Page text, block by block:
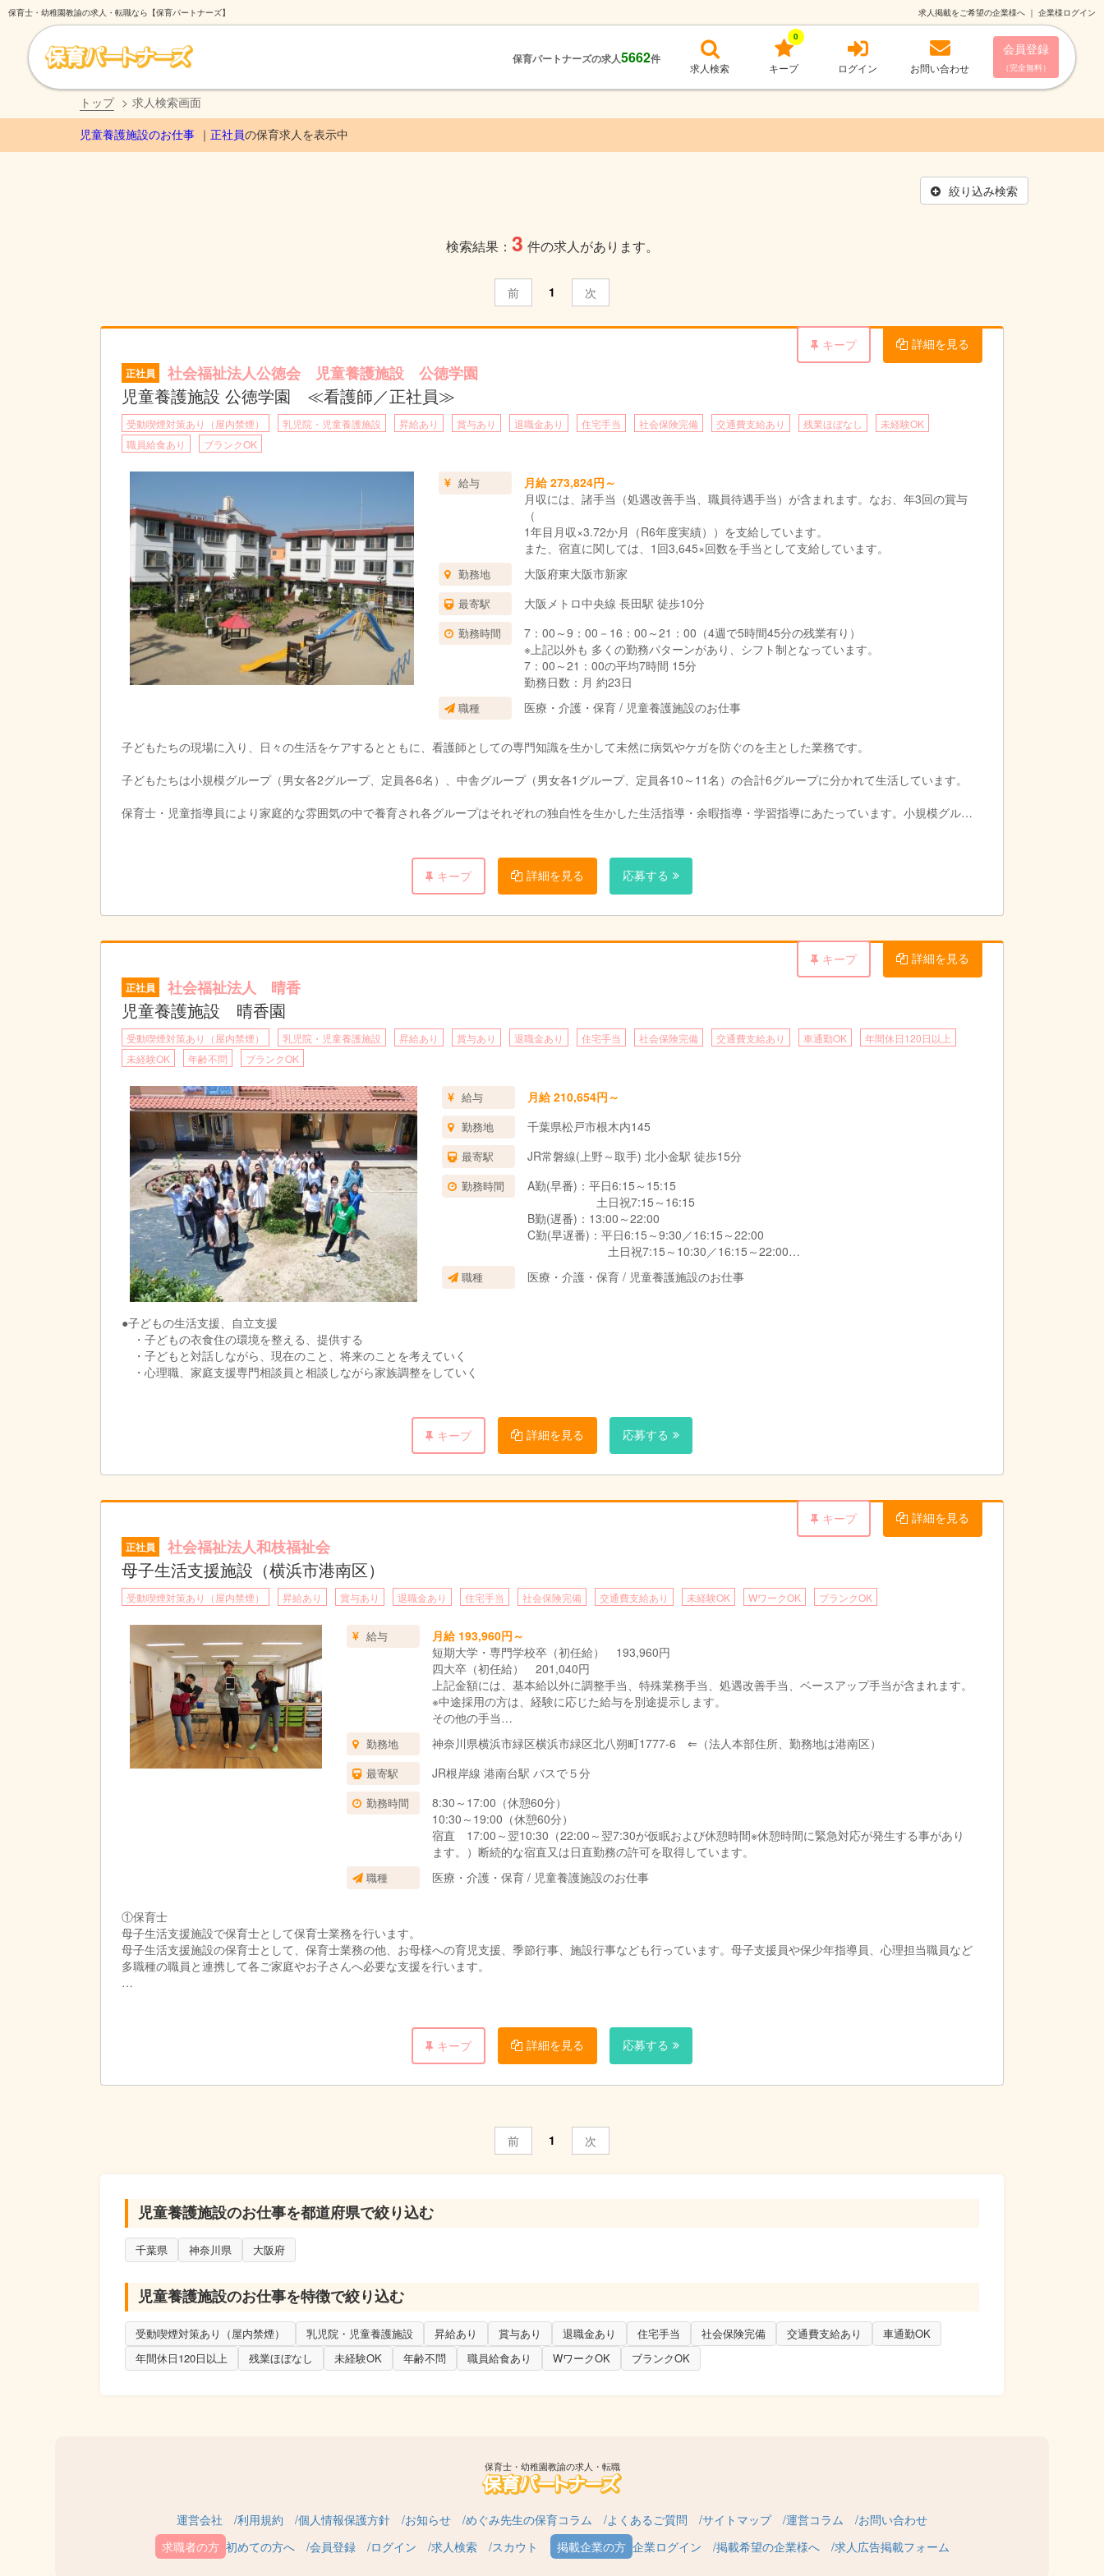
保育士・幼稚園教諭の求人・転職なら【保育パートナーズ】 求人掲載をご希望の企業様へ ｜ 企業様ログイン
保育パートナーズの求人5662件
求人検索 キープ
0
ログイン お問い合わせ
会員登録
（完全無料）
トップ 求人検索画面
児童養護施設のお仕事 正社員の保育求人を表示中
絞り込み検索
検索結果： 3 件の求人があります。
前 1 次
キープ 詳細を見る
正社員 社会福祉法人公徳会 児童養護施設 公徳学園
児童養護施設 公徳学園 ≪看護師／正社員≫
受動喫煙対策あり（屋内禁煙） 乳児院・児童養護施設 昇給あり 賞与あり 退職金あり 住宅手当 社会保険完備 交通費支給あり 残業ほぼなし
未経験OK
職員給食あり
ブランクOK
給与
月給 273,824円～
月収には、諸手当（処遇改善手当、職員待遇手当）が含まれます。なお、年3回の賞与
（
1年目月収×3.72か月（R6年度実績））を支給しています。
また、宿直に関しては、1回3,645×回数を手当として支給しています。
勤務地 大阪府東大阪市新家
最寄駅 大阪メトロ中央線 長田駅 徒歩10分
勤務時間
7：00～9：00－16：00～21：00（4週で5時間45分の残業有り）
※上記以外も 多くの勤務パターンがあり、シフト制となっています。
7：00～21：00の平均7時間 15分
勤務日数：月 約23日
職種 医療・介護・保育 / 児童養護施設のお仕事
子どもたちの現場に入り、日々の生活をケアするとともに、看護師としての専門知識を生かして未然に病気やケガを防ぐのを主とした業務です。
子どもたちは小規模グループ（男女各2グループ、定員各6名）、中舎グループ（男女各1グループ、定員各10～11名）の合計6グループに分かれて生活しています。
保育士・児童指導員により家庭的な雰囲気の中で養育され各グループはそれぞれの独自性を生かした生活指導・余暇指導・学習指導にあたっています。小規模グルー
各グループではグループ活動費・日用品費・被服費・間食費をグループの実情に合わせて子どもたちと話し合って使途しています。
グループには幅広い年齢層の職員を配置し、児童の在園時間に合わせて勤務しているので安定した関係が構築されています。
職業指導・余暇活動・学習指導等 多彩なメニューを展開し、児童の自立支援を図っています。
キープ 詳細を見る 応募する
キープ 詳細を見る
正社員 社会福祉法人 晴香
児童養護施設 晴香園
受動喫煙対策あり（屋内禁煙） 乳児院・児童養護施設 昇給あり 賞与あり 退職金あり 住宅手当 社会保険完備 交通費支給あり 車通勤OK
年間休日120日以上
未経験OK
年齢不問 ブランクOK
給与 月給 210,654円～
勤務地 千葉県松戸市根木内145
最寄駅 JR常磐線(上野～取手) 北小金駅 徒歩15分
勤務時間
A勤(早番)：平日6:15～15:15
土日祝7:15～16:15
B勤(遅番)：13:00～22:00
C勤(早遅番)：平日6:15～9:30／16:15～22:00
土日祝7:15～10:30／16:15～22:00
D勤(日勤)：9:00～18:00
宿直：平日22:00～翌6:15
職種 医療・介護・保育 / 児童養護施設のお仕事
●子どもの生活支援、自立支援
・子どもの衣食住の環境を整える、提供する
・子どもと対話しながら、現在のこと、将来のことを考えていく
・心理職、家庭支援専門相談員と相談しながら家族調整をしていく
キープ 詳細を見る 応募する
キープ 詳細を見る
正社員 社会福祉法人和枝福祉会
母子生活支援施設（横浜市港南区）
受動喫煙対策あり（屋内禁煙） 昇給あり 賞与あり 退職金あり 住宅手当 社会保険完備 交通費支給あり 未経験OK WワークOK ブランクOK
給与
月給 193,960円～
短期大学・専門学校卒（初任給） 193,960円
四大卒（初任給） 201,040円
上記金額には、基本給以外に調整手当、特殊業務手当、処遇改善手当、ベースアップ手当が含まれます。
※中途採用の方は、経験に応じた給与を別途提示します。
その他の手当
扶養手当
住宅手当（上限19,000円支給要件あり）
奨学金償還助成手当（上限20,000円支給要件あり）
宿直手当（1回 4,500円）
勤務地 神奈川県横浜市緑区横浜市緑区北八朔町1777-6 ⇐（法人本部住所、勤務地は港南区）
最寄駅 JR根岸線 港南台駅 バスで５分
勤務時間
8:30～17:00（休憩60分）
10:30～19:00（休憩60分）
宿直 17:00～翌10:30（22:00～翌7:30が仮眠および休憩時間※休憩時間に緊急対応が発生する事があり
ます。）断続的な宿直又は日直勤務の許可を取得しています。
職種 医療・介護・保育 / 児童養護施設のお仕事
①保育士
母子生活支援施設で保育士として保育士業務を行います。
母子生活支援施設の保育士として、保育士業務の他、お母様への育児支援、季節行事、施設行事なども行っています。母子支援員や保少年指導員、心理担当職員など
多職種の職員と連携して各ご家庭やお子さんへ必要な支援を行います。
母子支援員はお母さまの困りごとの相談や行政手続きのお手伝いや養育相談などを主に行います。
少年指導員や保育士、心理担当職員など多職種の職員と連携して各ご家庭へ必要な支援を行います。
キープ 詳細を見る 応募する
前 1 次
児童養護施設のお仕事を都道府県で絞り込む
千葉県 神奈川県 大阪府
児童養護施設のお仕事を特徴で絞り込む
受動喫煙対策あり（屋内禁煙） 乳児院・児童養護施設 昇給あり 賞与あり 退職金あり 住宅手当 社会保険完備 交通費支給あり
車通勤OK
年間休日120日以上
残業ほぼなし 未経験OK 年齢不問 職員給食あり WワークOK ブランクOK
保育士・幼稚園教諭の求人・転職
運営会社 利用規約 個人情報保護方針 お知らせ めぐみ先生の保育コラム よくあるご質問 サイトマップ 運営コラム
お問い合わせ
初めての方へ
会員登録 ログイン 求人検索 スカウト 企業ログイン 掲載希望の企業様へ 求人広告掲載フォーム